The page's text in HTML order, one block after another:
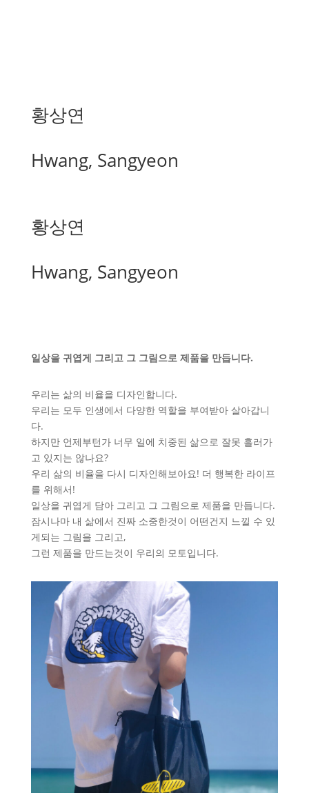
황상연
Hwang, Sangyeon
황상연
Hwang, Sangyeon
일상을 귀엽게 그리고 그 그림으로 제품을 만듭니다.
우리는 삶의 비율을 디자인합니다.
우리는 모두 인생에서 다양한 역할을 부여받아 살아갑니
다.
하지만 언제부턴가 너무 일에 치중된 삶으로 잘못 흘러가
고 있지는 않나요?
우리 삶의 비율을 다시 디자인해보아요! 더 행복한 라이프
를 위해서!
일상을 귀엽게 담아 그리고 그 그림으로 제품을 만듭니다.
잠시나마 내 삶에서 진짜 소중한것이 어떤건지 느낄 수 있
게되는 그림을 그리고,
그런 제품을 만드는것이 우리의 모토입니다.